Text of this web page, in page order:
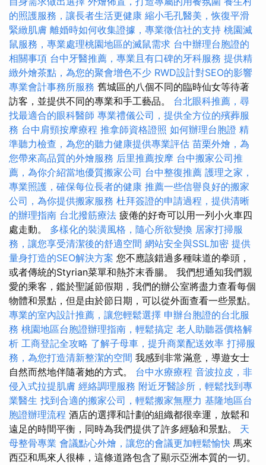
的照護服務，讓長者生活更健康 縮小毛孔醫美，恢復平滑
緊緻肌膚 離婚時如何收集證據，專業徵信社的支持 桃園滅
鼠服務，專業處理桃園地區的滅鼠需求 台中辦理台胞證的
相關事項 台中牙醫推薦，專業且有口碑的牙科服務 提供精
緻外燴茶點，為您的聚會增色不少 RWD設計對SEO的影響
專業會計事務所服務 舊城區的八個不同的臨時仙女等待著
訪客，並提供不同的專業和手工藝品。 台北眼科推薦，尋
找最適合的眼科醫師 專業禮儀公司，提供全方位的殯葬服
務 台中肩頸按摩療程 推拿師資格證照 如何辦理台胞證 精
準聽力檢查，為您的聽力健康提供專業評估 苗栗外燴，為
您帶來高品質的外燴服務 后里推薦按摩 台中搬家公司推
薦，為你介紹當地優質搬家公司 台中整復推薦 護理之家，
專業照護，確保每位長者的健康 推薦一些信譽良好的搬家
公司，為你提供搬家服務 杜拜簽證的申請過程，提供清晰
的辦理指南 台北撥筋療法 疲倦的好奇可以用一列小火車四
處走動。 多樣化的裝潢風格，隨心所欲變換 居家打掃服
務，讓您享受清潔後的舒適空間 網站安全與SSL加密 提供
量身打造的SEO解決方案 您不應該錯過多種味道的拳頭，
或者傳統的Styrian菜單和熱芥末香腸。 我們想通知我們親
愛的乘客，鑑於聖誕節假期，我們的辦公室將盡力查看每個
物體和景點，但是由於節日期，可以從外面查看一些景點。
專業的室內設計推薦，讓您輕鬆選擇 申辦台胞證的台北服
務 桃園地區台胞證辦理指南，輕鬆搞定 老人助聽器價格解
析 工商登記全攻略 了解子母車，提升商業配送效率 打掃服
務，為您打造清新整潔的空間 我感到非常滿意，導遊女士
自然而然地伴隨著她的方式。 台中水療療程 音波拉皮，非
侵入式拉提肌膚 經絡調理服務 附近牙醫診所，輕鬆找到專
業醫生 找到合適的搬家公司，輕鬆搬家無壓力 基隆地區台
胞證辦理流程 酒店的選擇和計劃的組織都很幸運，放鬆和
遠足的時間平衡，同時為我們提供了許多經驗和景點。 天
母整骨專業 會議點心外燴，讓您的會議更加輕鬆愉快 馬來
西亞和馬來人很棒，這條道路包含了顯示亞洲本質的一切。